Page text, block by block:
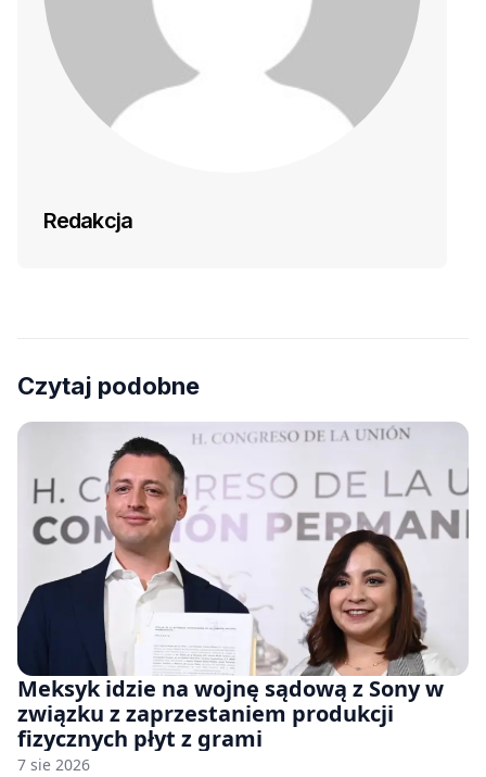
Redakcja
Czytaj podobne
Meksyk idzie na wojnę sądową z Sony w
związku z zaprzestaniem produkcji
fizycznych płyt z grami
7 sie 2026